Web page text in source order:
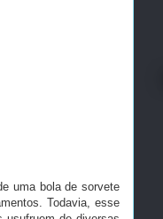
uma bola de sorvete
Todavia, esse